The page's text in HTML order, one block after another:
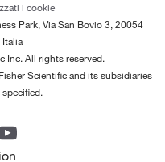
i cookie
Park, Via San Bovio 3, 20054
Italia
Inc. All rights reserved.
Scientific and its subsidiaries